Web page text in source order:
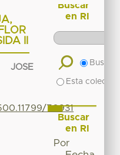
II
70931
Buscar
en RI
Buscar
Esta
Buscar
en RI
Por